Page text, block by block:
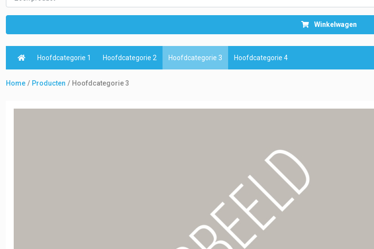
Winkelwagen
Hoofdcategorie 1 Hoofdcategorie 2 Hoofdcategorie 3 Hoofdcategorie 4
Home Producten Hoofdcategorie 3